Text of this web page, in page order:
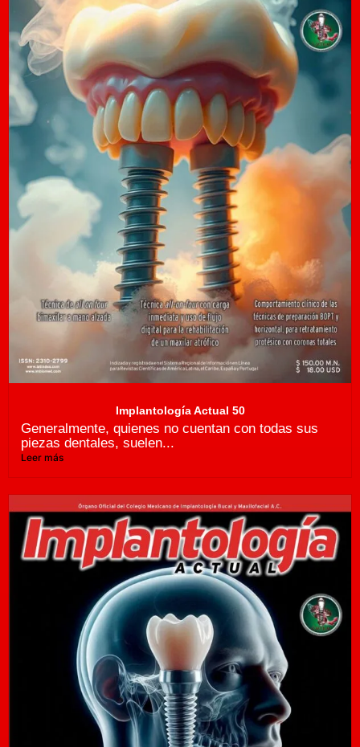
Implantología Actual 50
Generalmente, quienes no cuentan con todas sus
piezas dentales, suelen...
Leer más